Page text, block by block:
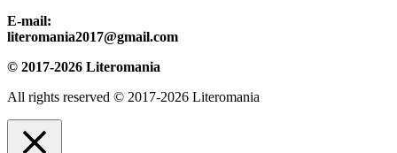
E-mail:
literomania2017@gmail.com
© 2017-2026 Literomania
All rights reserved © 2017-2026 Literomania